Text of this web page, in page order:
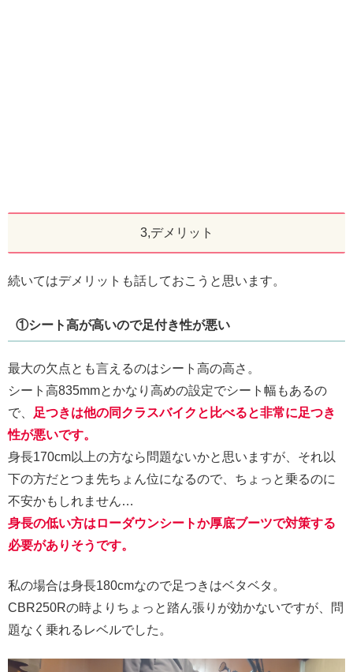
3,デメリット
続いてはデメリットも話しておこうと思います。
①シート高が高いので足付き性が悪い
最大の欠点とも言えるのはシート高の高さ。
シート高835mmとかなり高めの設定でシート幅もあるの
で、
足つきは他の同クラスバイクと比べると非常に足つき
性が悪いです。
身長170cm以上の方なら問題ないかと思いますが、それ以
下の方だとつま先ちょん位になるので、ちょっと乗るのに
不安かもしれません…
身長の低い方はローダウンシートか厚底ブーツで対策する
必要がありそうです。
私の場合は身長180cmなので足つきはベタベタ。
CBR250Rの時よりちょっと踏ん張りが効かないですが、問
題なく乗れるレベルでした。